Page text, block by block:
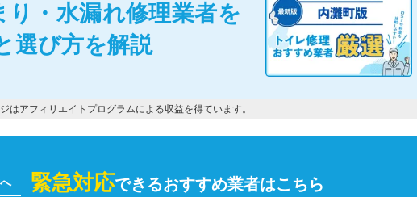
・水漏れ修理業者を
選び方を解説
はアフィリエイトプログラムによる収益を得ています。
緊急対応できるおすすめ業者はこちら